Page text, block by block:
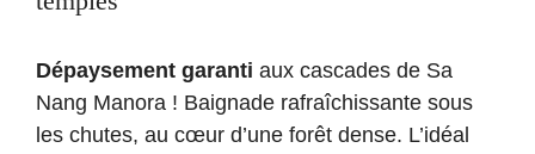
Dépaysement garanti aux cascades de Sa
Nang Manora ! Baignade rafraîchissante sous
les chutes, au cœur d’une forêt dense. L’idéal